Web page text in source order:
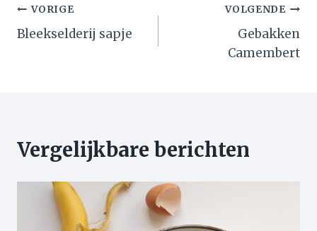
Bericht
navigatie
VORIGE
Bleekselderij sapje
VOLGENDE
Gebakken
Camembert
Vergelijkbare berichten